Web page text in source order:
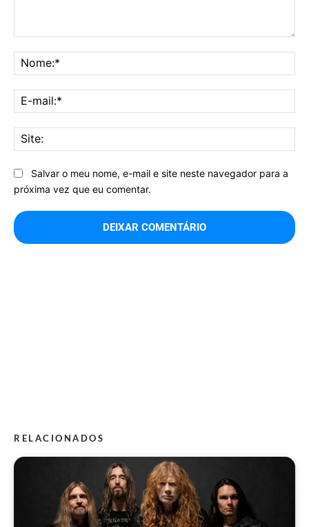
Salvar o meu nome, e-mail e site neste navegador para a
próxima vez que eu comentar.
RELACIONADOS